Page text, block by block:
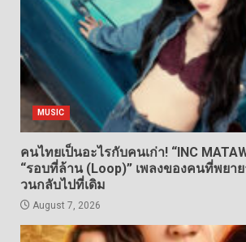
MUSIC
คนไทยเป็นอะไรกับคนเก่า! “INC
“รอบที่ล้าน (Loop)” เพลงของคนที่พยา
วนกลับไปที่เดิม
August 7, 2026